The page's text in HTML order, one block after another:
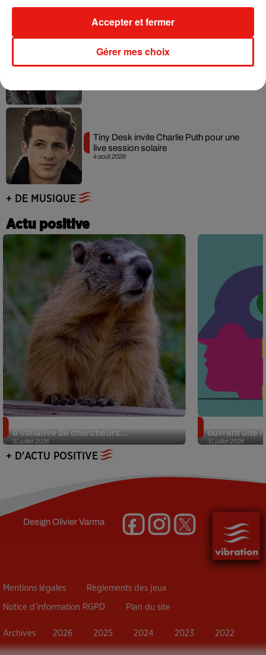
Benny Blanco invite Selena Gomez et
Becky G sur son nouveau single
4 août 2026
Tiny Desk invite Charlie Puth pour une
live session solaire
+ DE MUSIQUE
Actu positive
31 juillet 2026
d’initiative de chercheurs...
31 juillet 2026
ouvrent une
+ D'ACTU POSITIVE
DesignOlivier Varma
Mentions légales Règlements des jeux
Notice d’information RGPD Plan du site
Archives 2026 2025 2024 2023 2022
Gérer mes choix
Accepter et fermer